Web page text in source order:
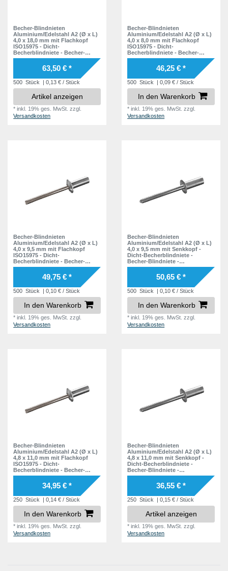
Becher-Blindnieten
Aluminium/Edelstahl A2 (Ø x L)
4,0 x 18,0 mm mit Flachkopf
ISO15975 - Dicht-
Becherblindniete - Becher-
Blindniete - Dichtblindniete -
Bechernieten - Dichtnieten -
63,50 € *
500 Stück | 0,13 € / Stück
Artikel anzeigen
*inkl. 19% ges. MwSt. zzgl.
Versandkosten
Becher-Blindnieten
Aluminium/Edelstahl A2 (Ø x L)
4,0 x 8,0 mm mit Flachkopf
ISO15975 - Dicht-
Becherblindniete - Becher-
Blindniete - Dichtblindniete -
Bechernieten - Dichtnieten -
46,25 € *
500 Stück | 0,09 € / Stück
In den Warenkorb
*inkl. 19% ges. MwSt. zzgl.
Versandkosten
Becher-Blindnieten
Aluminium/Edelstahl A2 (Ø x L)
4,0 x 9,5 mm mit Flachkopf
ISO15975 - Dicht-
Becherblindniete - Becher-
Blindniete - Dichtblindniete -
Bechernieten - Dichtnieten -
49,75 € *
500 Stück | 0,10 € / Stück
In den Warenkorb
*inkl. 19% ges. MwSt. zzgl.
Versandkosten
Becher-Blindnieten
Aluminium/Edelstahl A2 (Ø x L)
4,0 x 9,5 mm mit Senkkopf -
Dicht-Becherblindniete -
Becher-Blindniete -
Dichtblindniete - Bechernieten -
Dichtnieten - CUP
50,65 € *
500 Stück | 0,10 € / Stück
In den Warenkorb
*inkl. 19% ges. MwSt. zzgl.
Versandkosten
Becher-Blindnieten
Aluminium/Edelstahl A2 (Ø x L)
4,8 x 11,0 mm mit Flachkopf
ISO15975 - Dicht-
Becherblindniete - Becher-
Blindniete - Dichtblindniete -
Bechernieten - Dichtnieten -
34,95 € *
250 Stück | 0,14 € / Stück
In den Warenkorb
*inkl. 19% ges. MwSt. zzgl.
Versandkosten
Becher-Blindnieten
Aluminium/Edelstahl A2 (Ø x L)
4,8 x 11,0 mm mit Senkkopf -
Dicht-Becherblindniete -
Becher-Blindniete -
Dichtblindniete - Bechernieten -
Dichtnieten - CUP
36,55 € *
250 Stück | 0,15 € / Stück
Artikel anzeigen
*inkl. 19% ges. MwSt. zzgl.
Versandkosten